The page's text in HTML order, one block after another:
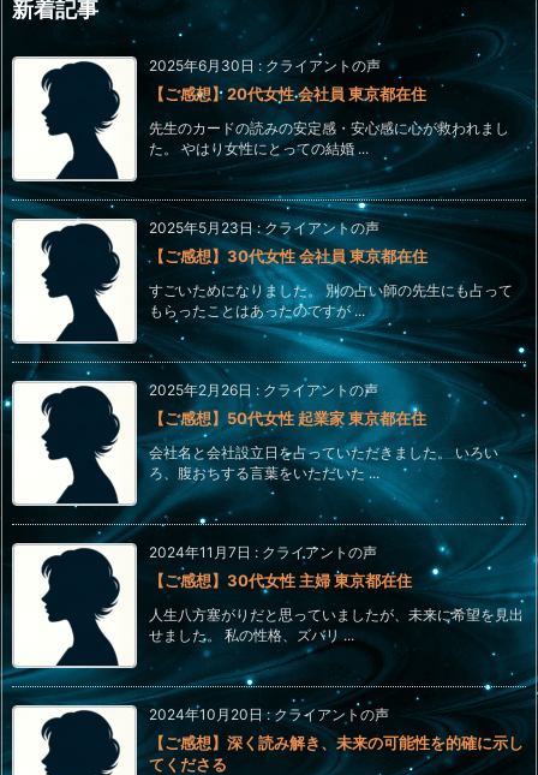
新着記事
2025年6月30日 : クライアントの声
【ご感想】20代女性 会社員 東京都在住
先生のカードの読みの安定感・安心感に心が救われまし
た。 やはり女性にとっての結婚 ...
2025年5月23日: クライアントの声
【ご感想】30代女性 会社員 東京都在住
すごいためになりました。 別の占い師の先生にも占って
もらったことはあったのですが ...
2025年2月26日 : クライアントの声
【ご感想】50代女性 起業家 東京都在住
会社名と会社設立日を占っていただきました。 いろい
ろ、腹おちする言葉をいただいた ...
2024年11月7日 : クライアントの声
【ご感想】30代女性 主婦 東京都在住
人生八方塞がりだと思っていましたが、未来に希望を見出
せました。 私の性格、ズバリ ...
2024年10月20日:クライアントの声
【ご感想】深く読み解き、未来の可能性を的確に示し
てくださる